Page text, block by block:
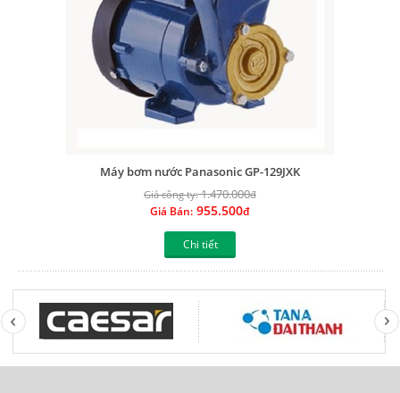
Máy bơm nước Panasonic GP-129JXK
Giá công ty:1.470.000đ
Giá Bán: 955.500đ
Chi tiết